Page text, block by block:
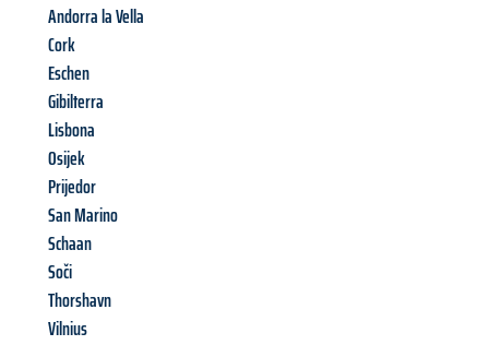
Andorra la Vella
Cork
Eschen
Gibilterra
Lisbona
Osijek
Prijedor
San Marino
Schaan
Soči
Thorshavn
Vilnius